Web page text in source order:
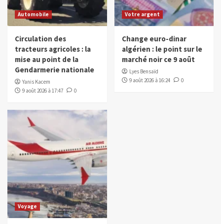
Automobile
Circulation des
tracteurs agricoles : la
mise au point de la
Gendarmerie nationale
Yanis Kacem
9 août 2026 à 17:47
0
Votre argent
Change euro-dinar
algérien : le point sur le
marché noir ce 9 août
Lyes Bensaïd
9 août 2026 à 16:24
0
Voyage